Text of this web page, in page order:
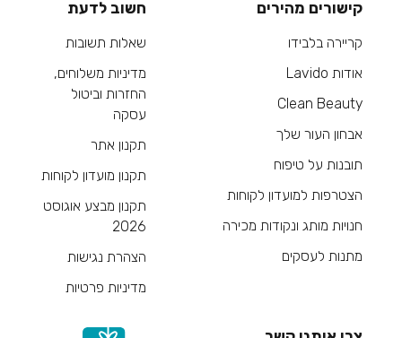
קישורים מהירים
קריירה בלבידו
אודות Lavido
Clean Beauty
אבחון העור שלך
תובנות על טיפוח
הצטרפות למועדון לקוחות
חנויות מותג ונקודות מכירה
מתנות לעסקים
חשוב לדעת
שאלות תשובות
מדיניות משלוחים,
החזרות וביטול
עסקה
תקנון אתר
תקנון מועדון לקוחות
תקנון מבצע אוגוסט
2026
הצהרת נגישות
מדיניות פרטיות